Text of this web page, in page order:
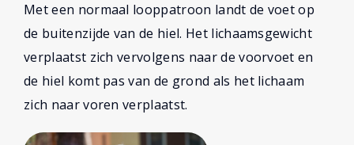
Met een normaal looppatroon landt de voet op
de buitenzijde van de hiel. Het lichaamsgewicht
verplaatst zich vervolgens naar de voorvoet en
de hiel komt pas van de grond als het lichaam
zich naar voren verplaatst.